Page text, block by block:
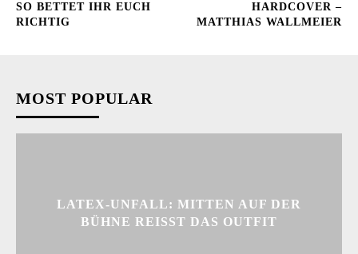
SO BETTET IHR EUCH
RICHTIG
HARDCOVER –
MATTHIAS WALLMEIER
MOST POPULAR
LATEX-UNFALL: MITTEN AUF DER
BÜHNE REISST DAS OUTFIT